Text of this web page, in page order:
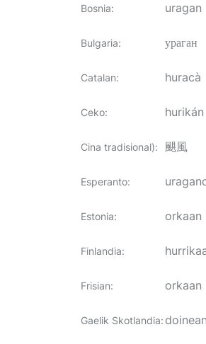
Bosnia: uragan
Bulgaria: ураган
Catalan: huracà
Ceko: hurikán
Cina tradisional): 颶風
Esperanto:
Estonia: orkaan
Finlandia:
Frisian: orkaan
Gaelik Skotlandia: